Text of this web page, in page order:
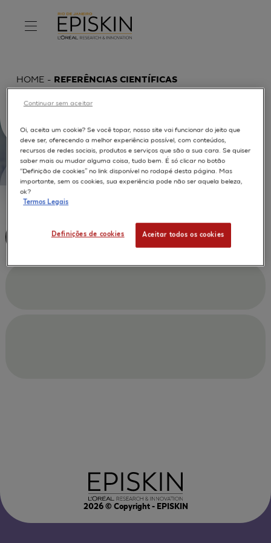
HOME REFERÊNCIAS CIENTÍFICAS
IN VITRO TEST APPROACH
2026© Copyright - EPISKIN
Oi, aceita um cookie? Se você topar, nosso site vai funcionar do jeito que
deve ser, oferecendo a melhor experiência possível, com conteúdos,
recursos de redes sociais, produtos e serviços que são a sua cara. Se quiser
saber mais ou mudar alguma coisa, tudo bem. É só clicar no botão
“Definição de cookies” no link disponível no rodapé desta página. Mas
importante, sem os cookies, sua experiência pode não ser aquela beleza,
ok?
Termos Legais
Definições de cookies Aceitar todos os cookies
Continuar sem aceitar